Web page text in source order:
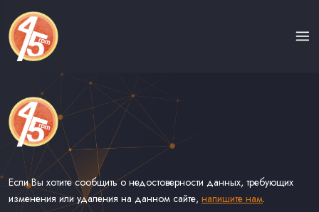
Если Вы хотите сообщить о недостоверности данных, требующих
изменения или удаления на данном сайте, напишите нам.